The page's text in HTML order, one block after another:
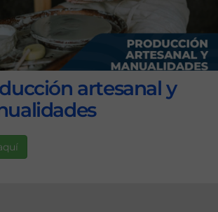
artesanal y